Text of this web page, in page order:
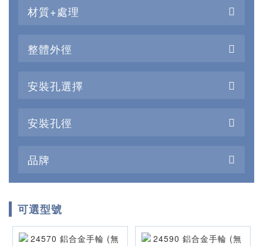
材質+處理
整體外徑
安裝孔選擇
安裝孔徑
品牌
可選型號